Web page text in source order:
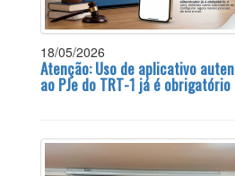
18/05/2026
Atenção: Uso de aplicativo
ao PJe do TRT-1 já é obrigatório